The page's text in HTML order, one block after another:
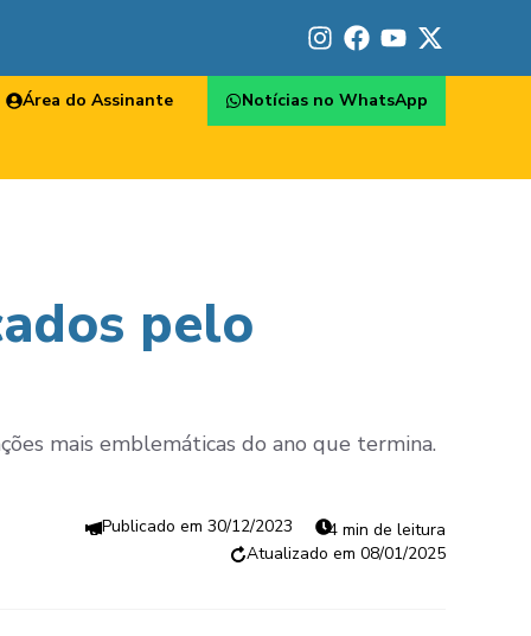
Área do Assinante Notícias no WhatsApp
pelo
mais emblemáticas do ano que termina.
30/12/2023
4 min de leitura
08/01/2025